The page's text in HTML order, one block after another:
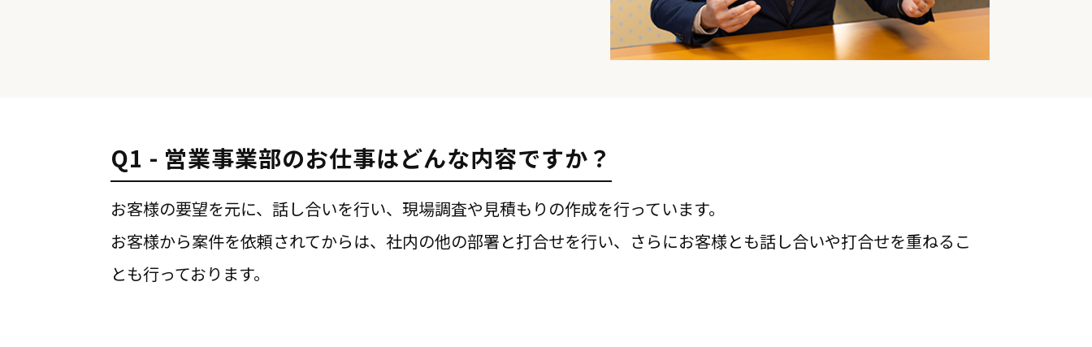
Q1 - 営業事業部のお仕事はどんな内容ですか？
お客様の要望を元に、話し合いを行い、現場調査や見積もりの作成を行っています。
お客様から案件を依頼されてからは、社内の他の部署と打合せを行い、さらにお客様とも話し合いや打合せを重ねるこ
とも行っております。